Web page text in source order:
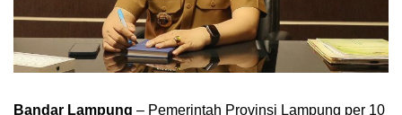
Bandar Lampung – Pemerintah Provinsi Lampung per 10